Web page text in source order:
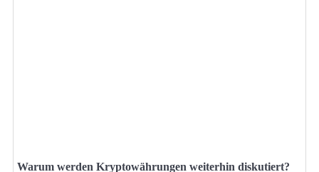
Warum werden Kryptowährungen weiterhin diskutiert?